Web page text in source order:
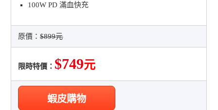
100W PD 滿血快充
原價：$899元
限時特價： $749元
蝦皮購物